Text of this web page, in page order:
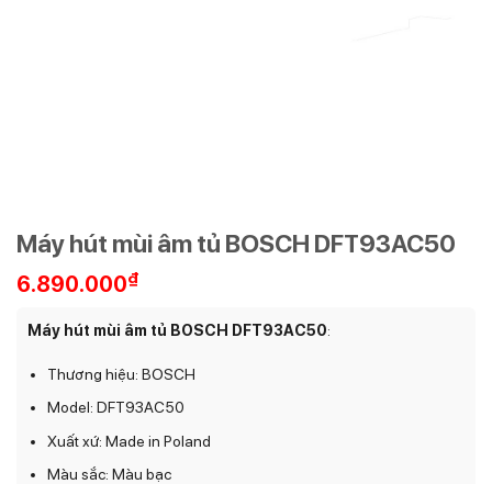
Máy hút mùi âm tủ BOSCH DFT93AC50
6.890.000₫
Máy hút mùi âm tủ BOSCH DFT93AC50:
Thương hiệu: BOSCH
Model: DFT93AC50
Xuất xứ: Made in Poland
Màu sắc: Màu bạc